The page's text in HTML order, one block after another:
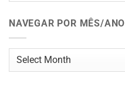
NAVEGAR POR MÊS/ANO
Navegar